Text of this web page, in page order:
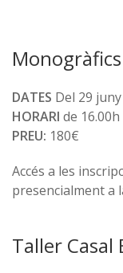
Monogràfics
DATES Del 29
HORARI de
PREU: 180€
Accés a les
presencialment a
Taller Casal